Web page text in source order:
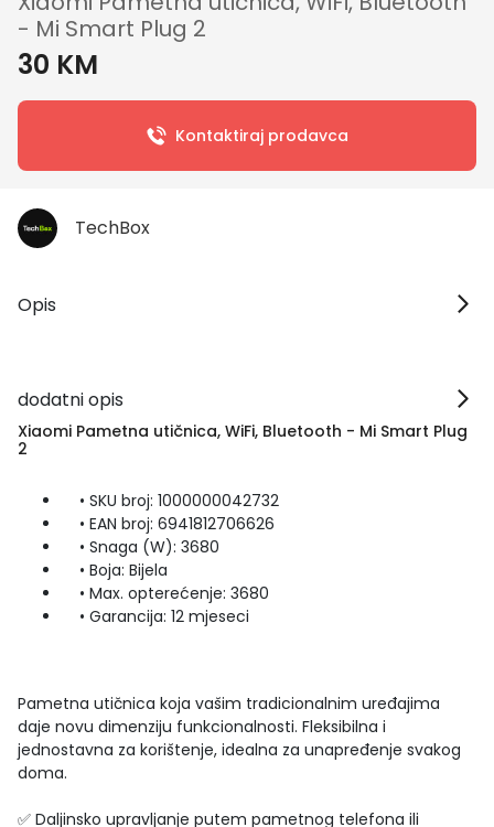
- Mi Smart Plug 2
30 KM
Kontaktiraj prodavca
TechBox
Opis
dodatni opis
Xiaomi Pametna utičnica, WiFi, Bluetooth - Mi Smart Plug
2
• SKU broj: 1000000042732
• EAN broj: 6941812706626
• Snaga (W): 3680
• Boja: Bijela
• Max. opterećenje: 3680
• Garancija: 12 mjeseci
Pametna utičnica koja vašim tradicionalnim uređajima
daje novu dimenziju funkcionalnosti. Fleksibilna i
jednostavna za korištenje, idealna za unapređenje svakog
doma.
✅ Daljinsko upravljanje putem pametnog telefona ili